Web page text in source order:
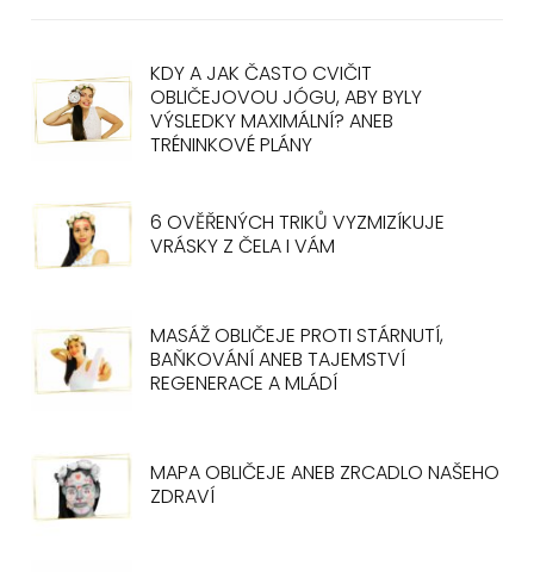
KDY A JAK ČASTO CVIČIT
OBLIČEJOVOU JÓGU, ABY BYLY
VÝSLEDKY MAXIMÁLNÍ? ANEB
TRÉNINKOVÉ PLÁNY
6 OVĚŘENÝCH TRIKŮ VYZMIZÍKUJE
VRÁSKY Z ČELA I VÁM
MASÁŽ OBLIČEJE PROTI STÁRNUTÍ,
BAŇKOVÁNÍ ANEB TAJEMSTVÍ
REGENERACE A MLÁDÍ
MAPA OBLIČEJE ANEB ZRCADLO NAŠEHO
ZDRAVÍ